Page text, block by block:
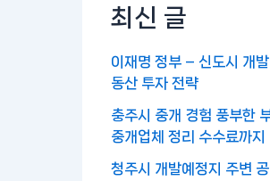
최신 글
이재명 정부 – 신도시 개
동산 투자 전략
충주시 중개 경험 풍부한
중개업체 정리 수수료까지
청주시 개발예정지 주변